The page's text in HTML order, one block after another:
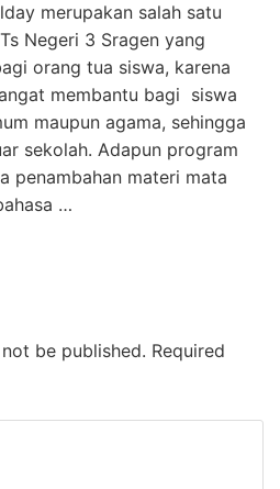
merupakan salah satu
Negeri 3 Sragen yang
orang tua siswa, karena
membantu bagi siswa
maupun agama, sehingga
sekolah. Adapun program
penambahan materi mata
…
be published. Required